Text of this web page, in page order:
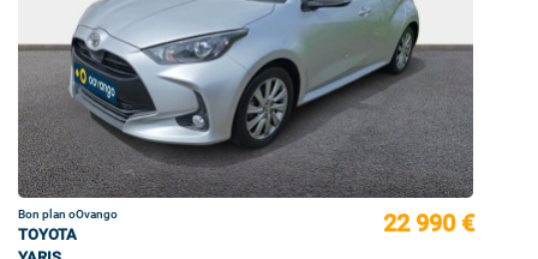
Bon plan oOvango
TOYOTA
22 990 €